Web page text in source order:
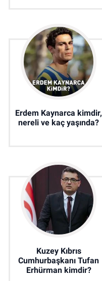
Erdem Kaynarca kimdir,
nereli ve kaç yaşında?
Kuzey Kıbrıs
Cumhurbaşkanı Tufan
Erhürman kimdir?